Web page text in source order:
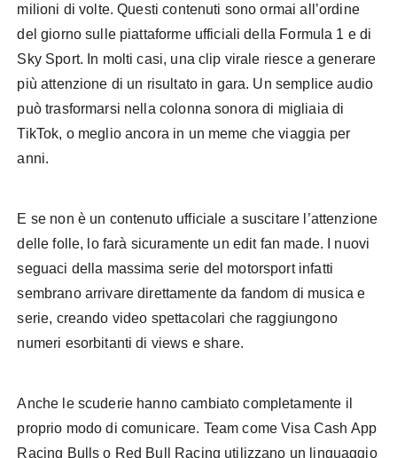
milioni di volte. Questi contenuti sono ormai all’ordine
del giorno sulle piattaforme ufficiali della Formula 1 e di
Sky Sport. In molti casi, una clip virale riesce a generare
più attenzione di un risultato in gara. Un semplice audio
può trasformarsi nella colonna sonora di migliaia di
TikTok, o meglio ancora in un meme che viaggia per
anni.
E se non è un contenuto ufficiale a suscitare l’attenzione
delle folle, lo farà sicuramente un edit fan made. I nuovi
seguaci della massima serie del motorsport infatti
sembrano arrivare direttamente da fandom di musica e
serie, creando video spettacolari che raggiungono
numeri esorbitanti di views e share.
Anche le scuderie hanno cambiato completamente il
proprio modo di comunicare. Team come Visa Cash App
Racing Bulls o Red Bull Racing utilizzano un linguaggio